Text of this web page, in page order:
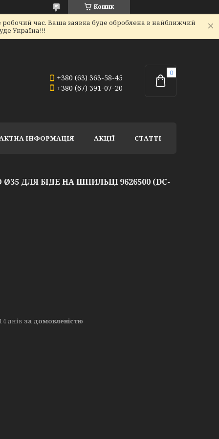
Кошик
робочий час. Ваша заявка буде оброблена в найближчий
Україна!!!
+380 (63) 363-58-45
+380 (67) 391-07-20
ІНФОРМАЦІЯ АКЦІЇ СТАТТІ
Ø35 ДЛЯ БІДЕ НА ШПИЛЬЦІ 9626500 (DC-
днів за домовленістю